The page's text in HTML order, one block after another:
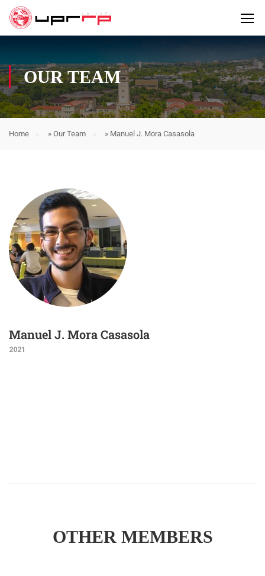
OUR TEAM
Home » Our Team » Manuel J. Mora Casasola
Manuel J. Mora Casasola
2021
OTHER MEMBERS